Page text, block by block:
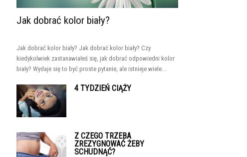
Jak dobrać kolor biały?
Jak dobrać kolor biały? Jak dobrać kolor biały? Czy
kiedykolwiek zastanawiałeś się, jak dobrać odpowiedni kolor
biały? Wydaje się to być proste pytanie, ale istnieje wiele...
4 TYDZIEŃ CIĄŻY
Z CZEGO TRZEBA
ZREZYGNOWAĆ ŻEBY
SCHUDNĄĆ?